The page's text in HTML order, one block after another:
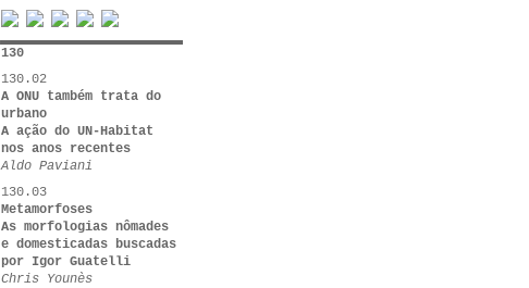
130
130.02
A ONU também trata do
urbano
A ação do UN-Habitat
nos anos recentes
Aldo Paviani
130.03
Metamorfoses
As morfologias nômades
e domesticadas buscadas
por Igor Guatelli
Chris Younès